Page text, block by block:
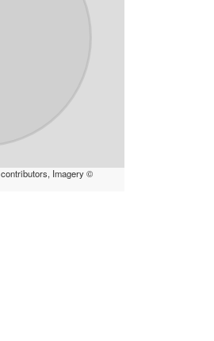
contributors, Imagery ©